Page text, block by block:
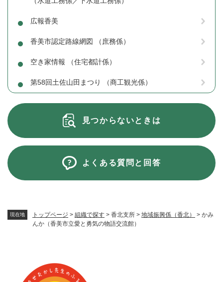
現在地 トップページ > 組織で探す > 香北支所 > 地域振興係（香北） > かみ
んか（香美市立愛と勇気の物語交流館）
広報香美
香美市認定路線網図 （庶務係）
空き家情報 （住宅都計係）
第58回土佐山田まつり （商工観光係）
見つからないときは
よくある質問と回答